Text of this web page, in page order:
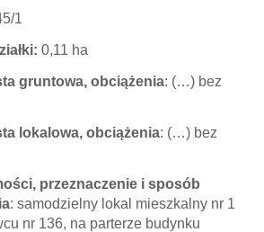
1
0,11 ha
gruntowa, obciążenia: (…) bez
lokalowa, obciążenia: (…) bez
przeznaczenie i sposób
: samodzielny lokal mieszkalny nr 1
nr 136, na parterze budynku